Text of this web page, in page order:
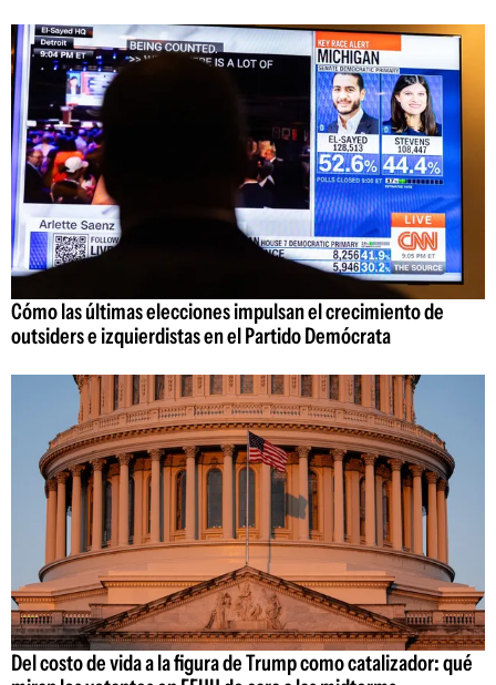
Cómo las últimas elecciones impulsan el crecimiento de
outsiders e izquierdistas en el Partido Demócrata
Del costo de vida a la figura de Trump como catalizador: qué